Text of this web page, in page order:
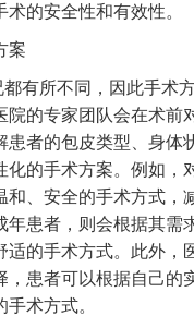
的安全性和有效性。
案
有所不同，因此手术
院的专家团队会在术前
患者的包皮类型、身体
化的手术方案。例如，
和、安全的手术方式，
年患者，则会根据其需
适的手术方式。此外，
，患者可以根据自己的
术方式。